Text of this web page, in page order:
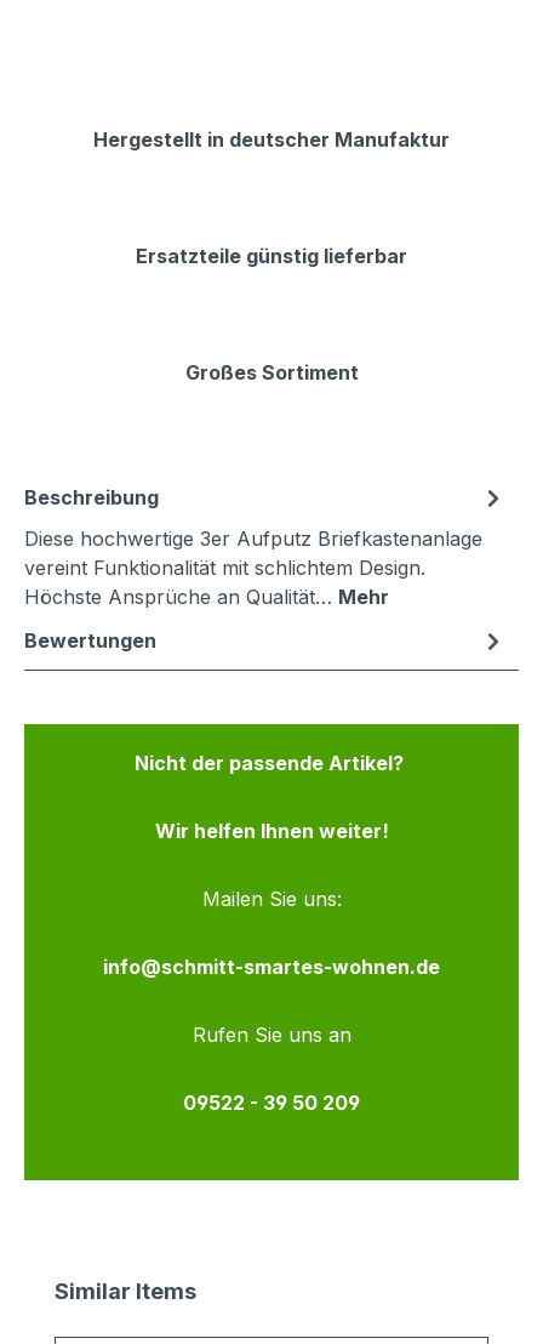
Hergestellt in deutscher Manufaktur
Ersatzteile günstig lieferbar
Großes Sortiment
Beschreibung
Diese hochwertige 3er Aufputz Briefkastenanlage
vereint Funktionalität mit schlichtem Design.
Höchste Ansprüche an Qualität… Mehr
Bewertungen
Nicht der passende Artikel?
Wir helfen Ihnen weiter!
Mailen Sie uns:
info@schmitt-smartes-wohnen.de
Rufen Sie uns an
09522 - 39 50 209
Produktgalerie überspringen
Similar Items